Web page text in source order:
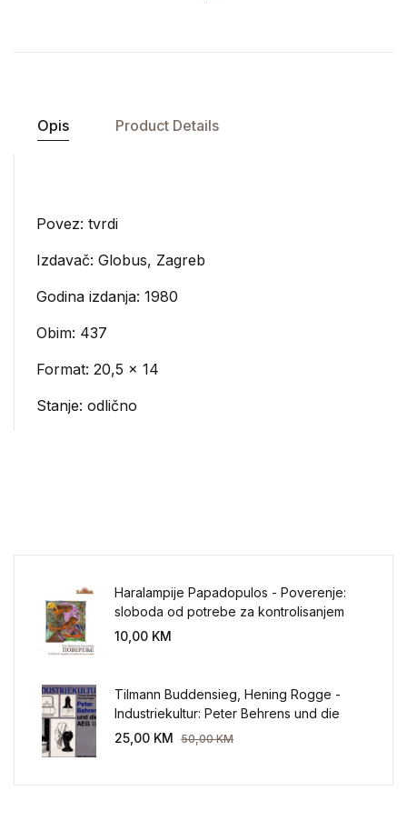
Opis Product Details
Povez: tvrdi
Izdavač: Globus, Zagreb
Godina izdanja: 1980
Obim: 437
Format: 20,5 x 14
Stanje: odlično
Haralampije Papadopulos - Poverenje:
sloboda od potrebe za kontrolisanjem
sveta
10,00 KM
Tilmann Buddensieg, Hening Rogge -
Industriekultur: Peter Behrens und die
AEG 1907-1914.
25,00 KM 50,00KM